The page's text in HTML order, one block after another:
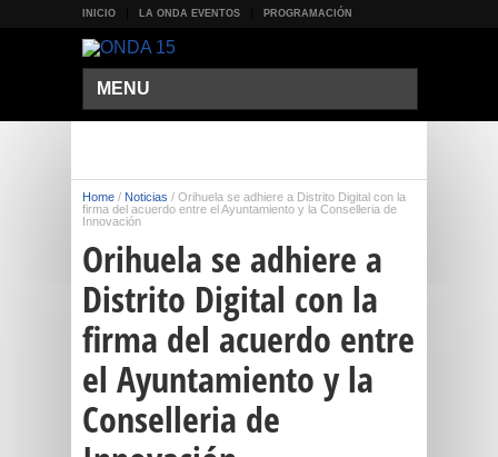
INICIO LA ONDA EVENTOS PROGRAMACIÓN
MENU
Home / Noticias / Orihuela se adhiere a Distrito Digital con la
firma del acuerdo entre el Ayuntamiento y la Conselleria de
Innovación
Orihuela se adhiere a
Distrito Digital con la
firma del acuerdo entre
el Ayuntamiento y la
Conselleria de